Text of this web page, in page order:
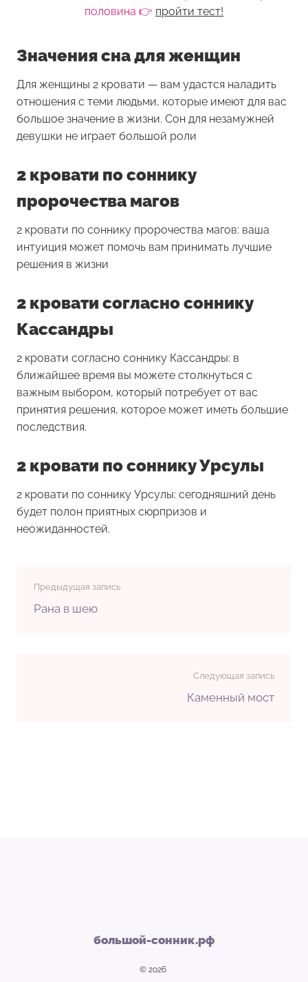
половина 👉 пройти тест!
Значения сна для женщин
Для женщины 2 кровати — вам удастся наладить
отношения с теми людьми, которые имеют для вас
большое значение в жизни. Сон для незамужней
девушки не играет большой роли
2 кровати по соннику
пророчества магов
2 кровати по соннику пророчества магов: ваша
интуиция может помочь вам принимать лучшие
решения в жизни
2 кровати согласно соннику
Кассандры
2 кровати согласно соннику Кассандры: в
ближайшее время вы можете столкнуться с
важным выбором, который потребует от вас
принятия решения, которое может иметь большие
последствия.
2 кровати по соннику Урсулы
2 кровати по соннику Урсулы: сегодняшний день
будет полон приятных сюрпризов и
неожиданностей.
Предыдущая запись
Рана в шею
Следующая запись
Каменный мост
большой-сонник.рф
© 2026